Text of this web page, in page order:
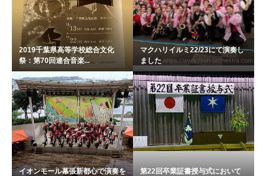
2019千葉県高等学校総合文化
祭：第70回連合音楽...
マクハリイルミ22/23にて演奏し
ました
イオンモール幕張新都心で演奏を
第22回卒業証書授与式において